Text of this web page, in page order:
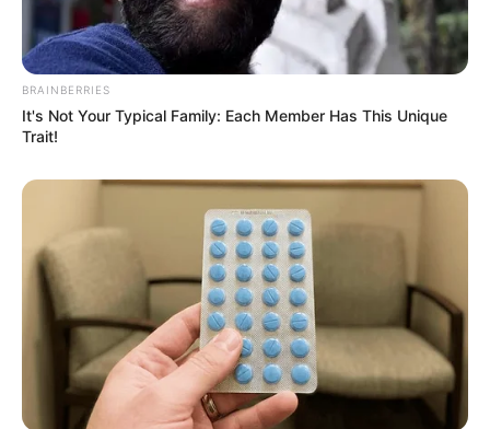
BRAINBERRIES
It's Not Your Typical Family: Each Member Has This Unique
Trait!